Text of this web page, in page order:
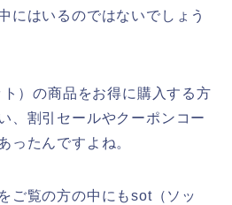
にはいるのではないでしょう
）の商品をお得に購入する方
、割引セールやクーポンコー
ったんですよね。
ご覧の方の中にもsot（ソッ